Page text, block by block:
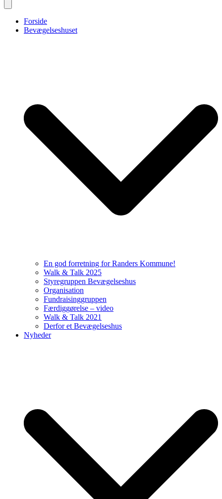
Forside
Bevægelseshuset
En god forretning for Randers Kommune!
Walk & Talk 2025
Styregruppen Bevægelseshus
Organisation
Fundraisinggruppen
Færdiggørelse – video
Walk & Talk 2021
Derfor et Bevægelseshus
Nyheder